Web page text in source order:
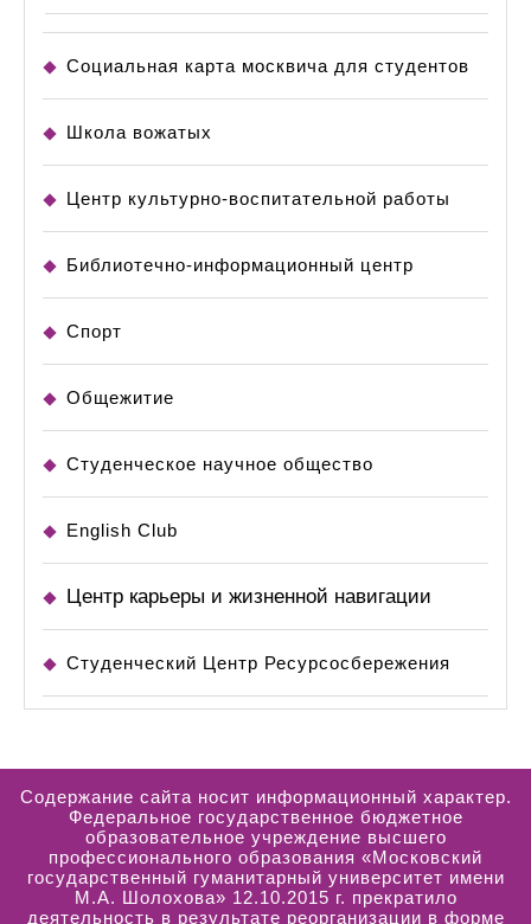
Социальная карта москвича для студентов
Школа вожатых
Центр культурно-воспитательной работы
Библиотечно-информационный центр
Спорт
Общежитие
Студенческое научное общество
English Club
Центр карьеры и жизненной навигации
Студенческий Центр Ресурсосбережения
Содержание сайта носит информационный характер.
Федеральное государственное бюджетное
образовательное учреждение высшего
профессионального образования «Московский
государственный гуманитарный университет имени
М.А. Шолохова» 12.10.2015 г. прекратило
деятельность в результате реорганизации в форме